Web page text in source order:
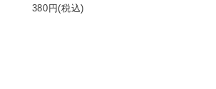
380 円(税込)